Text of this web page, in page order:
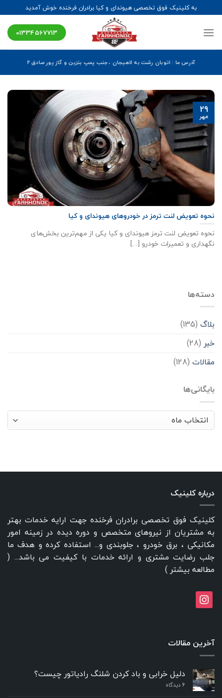
to
content
به کلینیک فوق تخصصی هیوندای و کیا برادران فرخنده خوش آمدید
01334567713
آدرس ما : اتوبان رشت به لاهیجان ، جنب پمپ بنزین و گاز پور صادق ۲
نحوه تعویض لنت ترمز در خودروهای هیوندای و کیا
نحوه تعویض لنت ترمز هیوندای و کیا یکی از مهم‌ترین بخش‌های
نگهداری و تعمیرات خودرو [...]
29
مهر
دسته‌ها
بلاگ (135)
خبر (28)
مقالات (128)
بایگانی‌ها
بایگانی‌ها
درباره کلینیک
کلینیک فوق تخصصی برادران فرخنده جهت ارایه خدمات بهتر
به مشتریان از نیروهای متخصص و دوره دیده در زمینه امور
مکانیکی ، برق خودرو ، جلوبندی و... استفاده کرده و هدف ما
جلب رضایت مشتری و ارائه خدمات با کیفیت می باشد... (
مطالعه بیشتر )
instagram
آخرین مقالات
دلیل خرابی و باد کردن شلنگ رادیاتور چیست؟
6 دیدگاه